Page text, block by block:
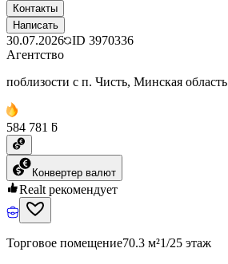
Контакты
Написать
30.07.2026 ID 3970336
Агентство
поблизости с п. Чисть, Минская область
584 781 ƃ
Конвертер валют
Realt рекомендует
Торговое помещение70.3 м²1/25 этаж